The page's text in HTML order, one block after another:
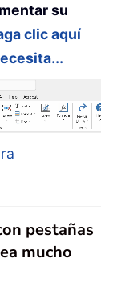
su
clic aquí
pestañas
mucho